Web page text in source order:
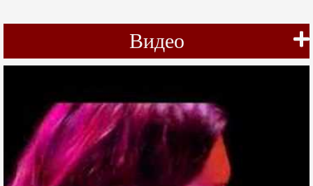
Видео